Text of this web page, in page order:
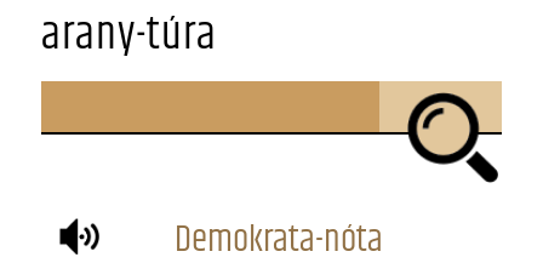
arany-túra
Demokrata-nóta